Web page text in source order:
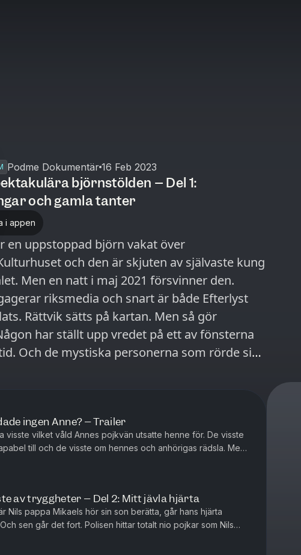
Podme Dokumentär 16 Feb 2023
björnstölden – Del 1:
och gamla tanter
i appen
en uppstoppad björn vakat över
Men en natt i maj 2021 försvinner den.
riksmedia och snart är både Efterlyst
Rättvik sätts på kartan. Men så gör
har ställt upp vredet på ett av fönsterna
Och de mystiska personerna som rörde sig i
Karin Jönses-Brandt, barn och
kommun Helene Bergman, kulturstrateg
polisen David Johansson,
Fredrik Ollén,
Edvinsson, kriminaltekniker polisen
Gropman
ingen Anne? – Trailer
visste vilket våld Annes pojkvän utsatte henne för. De visste
till och de visste om hennes och anhörigas rädsla. Men
samhället inte av att skydda h...
av tryggheter – Del 2: Mitt jävla hjärta
Nils pappa Mikaels hör sin son berätta, går hans hjärta
sen går det fort. Polisen hittar totalt nio pojkar som Nils
haft kontakt med. Arvid har...